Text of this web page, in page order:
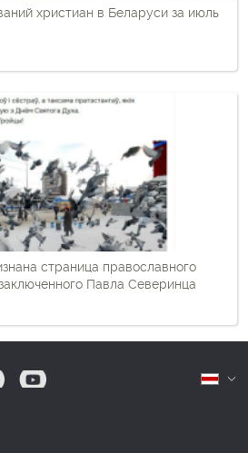
христиан в Беларуси за июль
страница православного
Павла Северинца
yt